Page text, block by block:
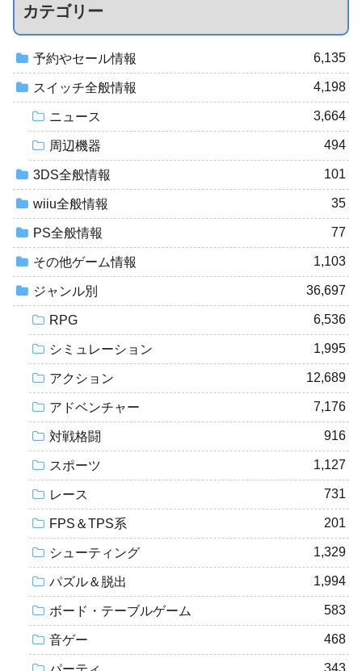
カテゴリー
予約やセール情報 6,135
スイッチ全般情報 4,198
ニュース 3,664
周辺機器 494
3DS全般情報 101
wiiu全般情報 35
PS全般情報 77
その他ゲーム情報 1,103
ジャンル別 36,697
RPG 6,536
シミュレーション 1,995
アクション 12,689
アドベンチャー 7,176
対戦格闘 916
スポーツ 1,127
レース 731
FPS＆TPS系 201
シューティング 1,329
パズル＆脱出 1,994
ボード・テーブルゲーム 583
音ゲー 468
343